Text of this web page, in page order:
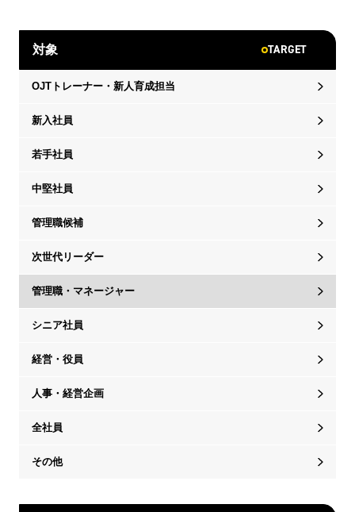
対象 TARGET
OJTトレーナー・新人育成担当
新入社員
若手社員
中堅社員
管理職候補
次世代リーダー
管理職・マネージャー
シニア社員
経営・役員
人事・経営企画
全社員
その他